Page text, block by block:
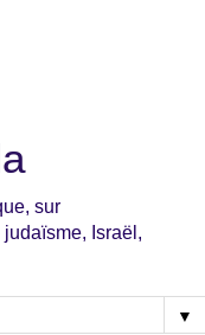
sur
Israël,
▼